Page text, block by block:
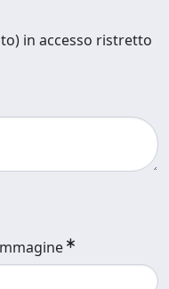
in accesso ristretto